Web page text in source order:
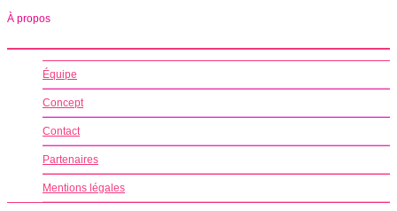
À propos
Équipe
Concept
Contact
Partenaires
Mentions légales